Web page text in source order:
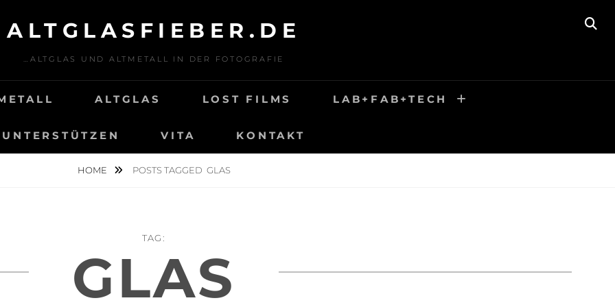
ALTGLASFIEBER.DE
…ALTGLAS UND ALTMETALL IN DER FOTOGRAFIE
ALTGLAS LOST FILMS LAB+FAB+TECH
UNTERSTÜTZEN VITA KONTAKT
HOME POSTS TAGGED GLAS
TAG:
GLAS